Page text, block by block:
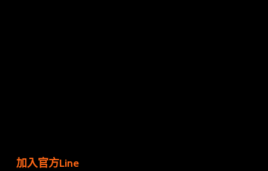
加入官方Line